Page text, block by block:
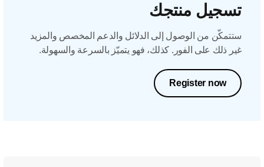
تسجيل منتجك
ستتمكّن من الوصول إلى الدلائل والدعم المخصص والمزيد
غير ذلك على الفور. كذلك، فهو يتميّز بالسرعة والسهولة.
Register now